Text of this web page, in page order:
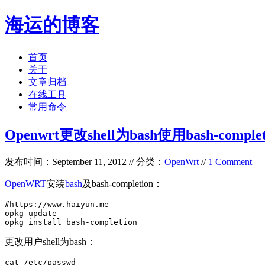
海运的博客
首页
关于
文章归档
在线工具
常用命令
Openwrt更改shell为bash使用bash-
发布时间：September 11, 2012 // 分类： OpenWrt // 1 Comment
OpenWRT安装bash及bash-completion：
#https://www.haiyun.me
opkg update
opkg install bash-completion
更改用户shell为bash：
cat /etc/passwd